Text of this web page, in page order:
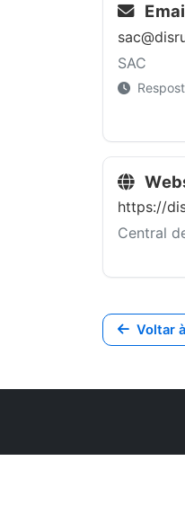
SAC
https://
Central
Voltar